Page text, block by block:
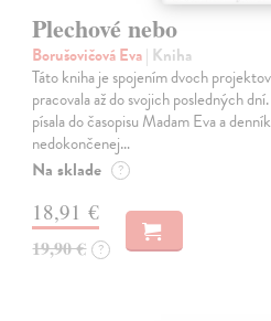
Plechové nebo
Borušovičová Eva| Kniha
Táto kniha je spojením dvoch
pracovala až do svojich posledných
písala do časopisu Madam Eva a
nedokončenej…
Na sklade ?
18,91 €
19,90 € ?